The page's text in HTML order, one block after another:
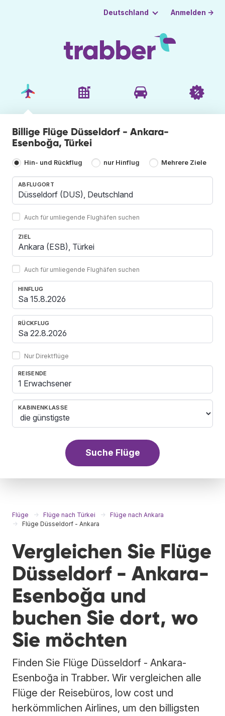
Deutschland Anmelden →
Billige Flüge Düsseldorf - Ankara-
Esenboğa, Türkei
Hin- und Rückflug nur Hinflug Mehrere Ziele
ABFLUGORT
Auch für umliegende Flughäfen suchen
ZIEL
Auch für umliegende Flughäfen suchen
HINFLUG
RÜCKFLUG
Nur Direktflüge
REISENDE
1 Erwachsener
KABINENKLASSE
Suche Flüge
Flüge Flüge nach Türkei
Flüge nach Ankara
Flüge Düsseldorf - Ankara
Vergleichen Sie Flüge
Düsseldorf - Ankara-
Esenboğa und
buchen Sie dort, wo
Sie möchten
Finden Sie Flüge Düsseldorf - Ankara-
Esenboğa in Trabber. Wir vergleichen alle
Flüge der Reisebüros, low cost und
herkömmlichen Airlines, um den billigsten